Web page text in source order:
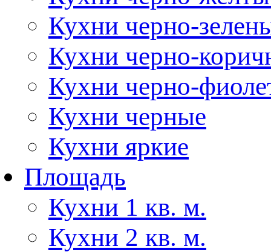
Кухни черно-
Кухни черно-
Кухни черно-
Кухни черные
Кухни яркие
Площадь
Кухни 1 кв. м.
Кухни 2 кв. м.